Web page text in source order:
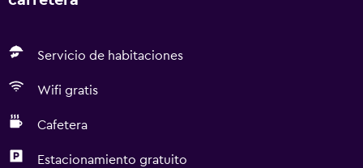
Servicio de habitaciones
Wifi gratis
Cafetera
Estacionamiento gratuito